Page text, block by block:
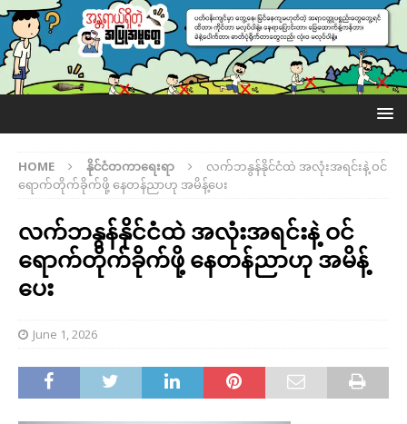
HOME နိုင်ငံတကာရေးရာ
လက်ဘနွန်နိုင်ငံထဲ အလုံးအရင်းနဲ့ ဝင်
ရောက်တိုက်ခိုက်ဖို့ နေတန်ညာဟု အမိန့်ပေး
လက်ဘနွန်နိုင်ငံထဲ အလုံးအရင်းနဲ့ ဝင်
ရောက်တိုက်ခိုက်ဖို့ နေတန်ညာဟု အမိန့်
ပေး
June 1, 2026